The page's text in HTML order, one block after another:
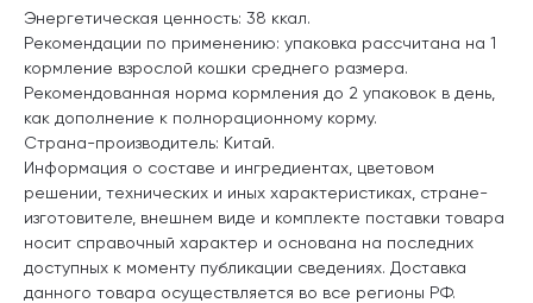
Энергетическая ценность: 38 ккал.
Рекомендации по применению: упаковка рассчитана на 1
кормление взрослой кошки среднего размера.
Рекомендованная норма кормления до 2 упаковок в день,
как дополнение к полнорационному корму.
Страна-производитель: Китай.
Информация о составе и ингредиентах, цветовом
решении, технических и иных характеристиках, стране-
изготовителе, внешнем виде и комплекте поставки товара
носит справочный характер и основана на последних
доступных к моменту публикации сведениях. Доставка
данного товара осуществляется во все регионы РФ.